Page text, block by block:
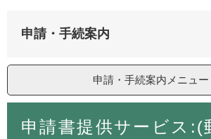
へ
読み上げ
やさしい日本語
ふりがな
あり
申請・手続案内
申請・手続案内メニュー
申請書提供サービス:(